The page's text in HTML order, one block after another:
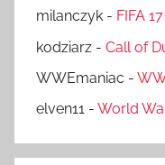
milanczyk - FIFA 17
kodziarz - Call of
WWEmaniac -
elven11 - World